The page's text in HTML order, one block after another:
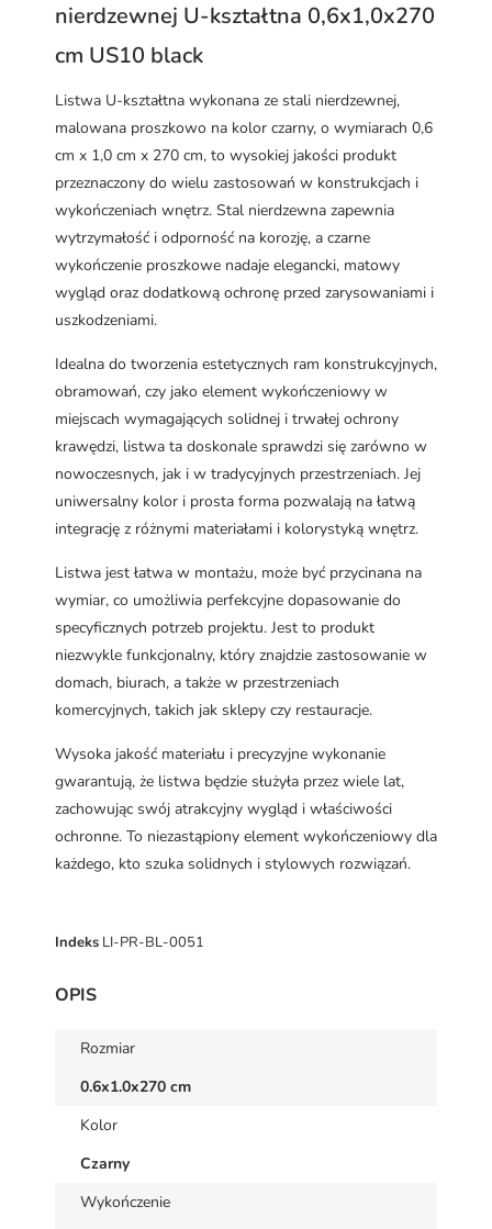
nierdzewnej U-kształtna 0,6x1,0x270
cm US10 black
Listwa U-kształtna wykonana ze stali nierdzewnej,
malowana proszkowo na kolor czarny, o wymiarach 0,6
cm x 1,0 cm x 270 cm, to wysokiej jakości produkt
przeznaczony do wielu zastosowań w konstrukcjach i
wykończeniach wnętrz. Stal nierdzewna zapewnia
wytrzymałość i odporność na korozję, a czarne
wykończenie proszkowe nadaje elegancki, matowy
wygląd oraz dodatkową ochronę przed zarysowaniami i
uszkodzeniami.
Idealna do tworzenia estetycznych ram konstrukcyjnych,
obramowań, czy jako element wykończeniowy w
miejscach wymagających solidnej i trwałej ochrony
krawędzi, listwa ta doskonale sprawdzi się zarówno w
nowoczesnych, jak i w tradycyjnych przestrzeniach. Jej
uniwersalny kolor i prosta forma pozwalają na łatwą
integrację z różnymi materiałami i kolorystyką wnętrz.
Listwa jest łatwa w montażu, może być przycinana na
wymiar, co umożliwia perfekcyjne dopasowanie do
specyficznych potrzeb projektu. Jest to produkt
niezwykle funkcjonalny, który znajdzie zastosowanie w
domach, biurach, a także w przestrzeniach
komercyjnych, takich jak sklepy czy restauracje.
Wysoka jakość materiału i precyzyjne wykonanie
gwarantują, że listwa będzie służyła przez wiele lat,
zachowując swój atrakcyjny wygląd i właściwości
ochronne. To niezastąpiony element wykończeniowy dla
każdego, kto szuka solidnych i stylowych rozwiązań.
Indeks LI-PR-BL-0051
OPIS
Rozmiar
0.6x1.0x270 cm
Kolor
Czarny
Wykończenie